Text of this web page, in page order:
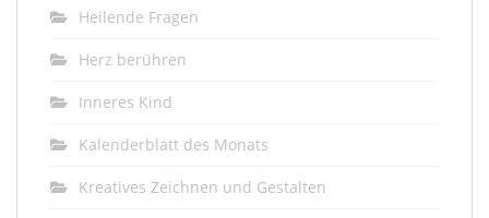
Heilende Fragen
Herz berühren
Inneres Kind
Kalenderblatt des Monats
Kreatives Zeichnen und Gestalten